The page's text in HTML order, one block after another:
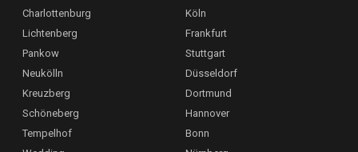
Charlottenburg
Lichtenberg
Pankow
Neukölln
Kreuzberg
Schöneberg
Tempelhof
Köln
Frankfurt
Stuttgart
Düsseldorf
Dortmund
Hannover
Bonn